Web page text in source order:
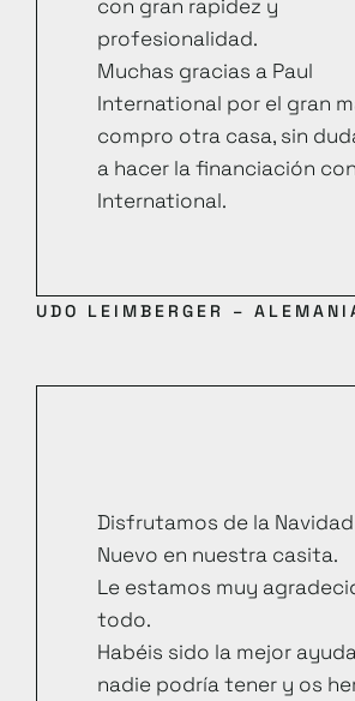
con gran rapidez y
profesionalidad.
Muchas gracias a Paul
International por el gran
compro otra casa, sin
a hacer la financiación
International.
UDO LEIMBERGER –
Disfrutamos de la
Nuevo en nuestra casita.
Le estamos muy
todo.
Habéis sido la mejor
nadie podría tener y os